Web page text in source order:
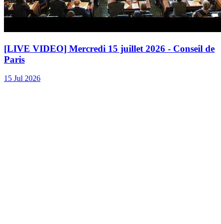
[LIVE VIDEO] Mercredi 15 juillet 2026 - Conseil de
Paris
15 Jul 2026